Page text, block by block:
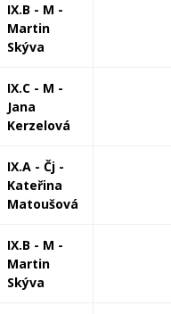
IX.B - M -
Martin
Skýva
IX.C - M -
Jana
Kerzelová
IX.A - Čj -
Kateřina
Matoušová
IX.B - M -
Martin
Skýva